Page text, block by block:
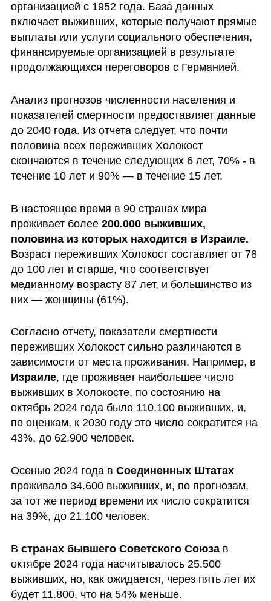
организацией с 1952 года. База данных
включает выживших, которые получают прямые
выплаты или услуги социального обеспечения,
финансируемые организацией в результате
продолжающихся переговоров с Германией.
Анализ прогнозов численности населения и
показателей смертности предоставляет данные
до 2040 года. Из отчета следует, что почти
половина всех переживших Холокост
скончаются в течение следующих 6 лет, 70% - в
течение 10 лет и 90% — в течение 15 лет.
В настоящее время в 90 странах мира
проживает более 200.000 выживших,
половина из которых находится в Израиле.
Возраст переживших Холокост составляет от 78
до 100 лет и старше, что соответствует
медианному возрасту 87 лет, и большинство из
них — женщины (61%).
Согласно отчету, показатели смертности
переживших Холокост сильно различаются в
Израиле, где проживает наибольшее число
выживших в Холокосте, по состоянию на
октябрь 2024 года было 110.100 выживших, и,
по оценкам, к 2030 году это число сократится на
43%, до 62.900 человек.
Осенью 2024 года в Соединенных Штатах
проживало 34.600 выживших, и, по прогнозам,
за тот же период времени их число сократится
на 39%, до 21.100 человек.
В странах бывшего Советского Союза в
октябре 2024 года насчитывалось 25.500
выживших, но, как ожидается, через пять лет их
будет 11.800, что на 54% меньше.